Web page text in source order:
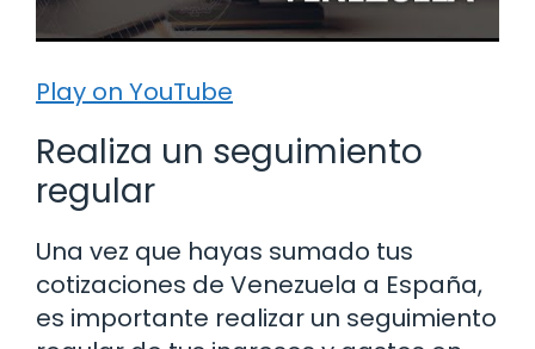
Play on YouTube
Realiza un seguimiento
regular
Una vez que hayas sumado tus
cotizaciones de Venezuela a España,
es importante realizar un seguimiento